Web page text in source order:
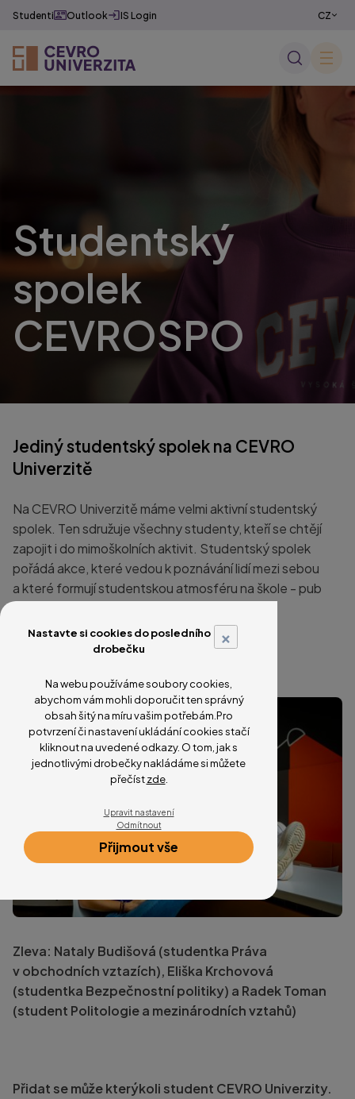
Studenti Outlook IS Login CZ
Studentský
spolek
CEVROSPO
Jediný studentský spolek na CEVRO
Univerzitě
Na CEVRO Univerzitě máme velmi aktivní studentský
spolek. Ten sdružuje všechny studenty, kteří se chtějí
zapojit i do mimoškolních aktivit. Studentský spolek
pořádá akce, které vedou k poznávání lidí mezi sebou
a které formují studentskou atmosféru na škole - pub
Zleva: Nataly Budišová (studentka Práva
v obchodních vztazích), Eliška Krchovová
(studentka Bezpečnostní politiky) a Radek Toman
(student Politologie a mezinárodních vztahů)
Přidat se může kterýkoli student CEVRO Univerzity.
×
Nastavte si cookies do posledního
drobečku
Na webu používáme soubory cookies,
abychom vám mohli doporučit ten správný
obsah šitý na míru vašim potřebám.Pro
potvrzení či nastavení ukládání cookies stačí
kliknout na uvedené odkazy. O tom, jak s
jednotlivými drobečky nakládáme si můžete
přečístzde.
Upravit nastavení
Odmítnout
Přijmout vše